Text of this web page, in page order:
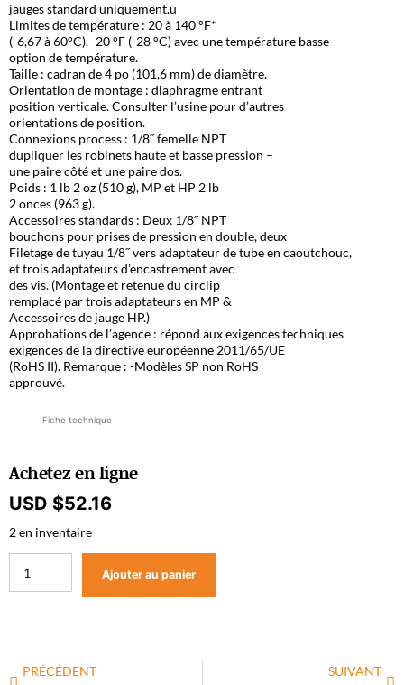
jauges standard uniquement.u
Limites de température : 20 à 140 °F*
(-6,67 à 60°C). -20 °F (-28 °C) avec une température basse
option de température.
Taille : cadran de 4 po (101,6 mm) de diamètre.
Orientation de montage : diaphragme entrant
position verticale. Consulter l’usine pour d’autres
orientations de position.
Connexions process : 1/8˝ femelle NPT
dupliquer les robinets haute et basse pression –
une paire côté et une paire dos.
Poids : 1 lb 2 oz (510 g), MP et HP 2 lb
2 onces (963 g).
Accessoires standards : Deux 1/8˝ NPT
bouchons pour prises de pression en double, deux
Filetage de tuyau 1/8˝ vers adaptateur de tube en caoutchouc,
et trois adaptateurs d’encastrement avec
des vis. (Montage et retenue du circlip
remplacé par trois adaptateurs en MP &
Accessoires de jauge HP.)
Approbations de l’agence : répond aux exigences techniques
exigences de la directive européenne 2011/65/UE
(RoHS II). Remarque : -Modèles SP non RoHS
approuvé.
Fiche technique
Achetez en ligne
USD $52.16
2 en inventaire
Ajouter au panier
PRÉCÉDENT SUIVANT